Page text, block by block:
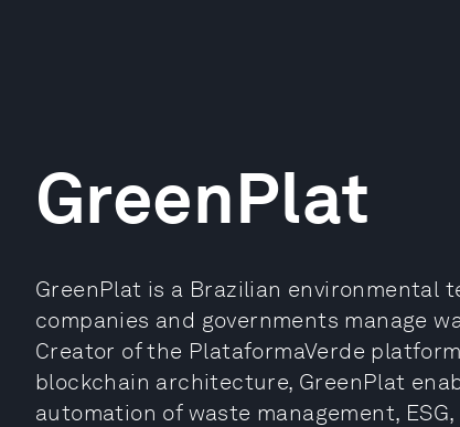
GreenPlat
GreenPlat is a Brazilian environmental
companies and governments manage
Creator of the PlataformaVerde
blockchain architecture, GreenPlat
automation of waste management,